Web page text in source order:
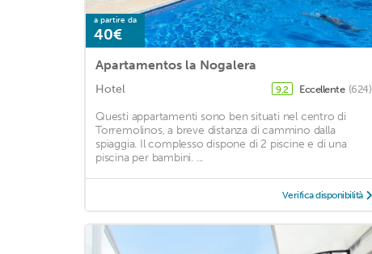
a partire da
40€
Apartamentos la Nogalera
Hotel 9,2 Eccellente (624)
Questi appartamenti sono ben situati nel centro di
Torremolinos, a breve distanza di cammino dalla
spiaggia. Il complesso dispone di 2 piscine e di una
piscina per bambini. ...
Verifica disponibilità